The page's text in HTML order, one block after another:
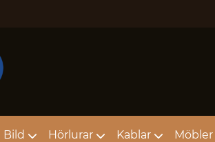
Bild Hörlurar Kablar